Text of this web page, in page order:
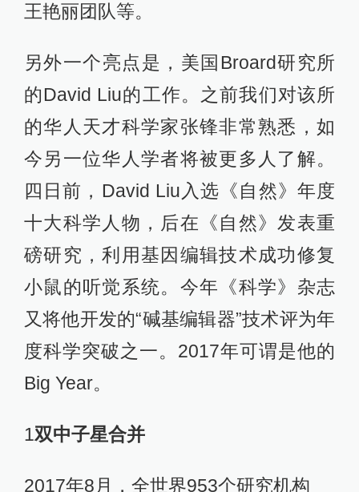
王艳丽团队等。
另外一个亮点是，美国Broard研究所
的David Liu的工作。之前我们对该所
的华人天才科学家张锋非常熟悉，如
今另一位华人学者将被更多人了解。
四日前，David Liu入选《自然》年度
十大科学人物，后在《自然》发表重
磅研究，利用基因编辑技术成功修复
小鼠的听觉系统。今年《科学》杂志
又将他开发的“碱基编辑器”技术评为年
度科学突破之一。2017年可谓是他的
Big Year。
1双中子星合并
2017年8月，全世界953个研究机构